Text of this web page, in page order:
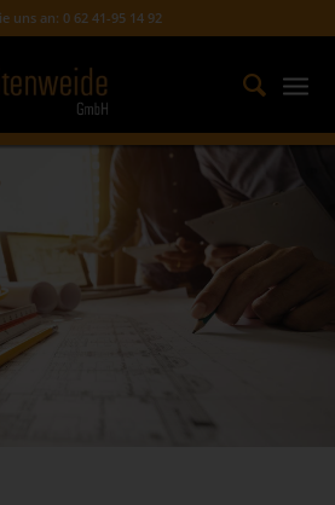
uns an: 0 62 41-95 14 92